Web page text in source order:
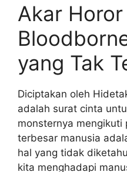
Akar
yang Tak
Diciptakan oleh
adalah surat cinta
monsternya
terbesar manusia
hal yang tidak
kita menghadapi